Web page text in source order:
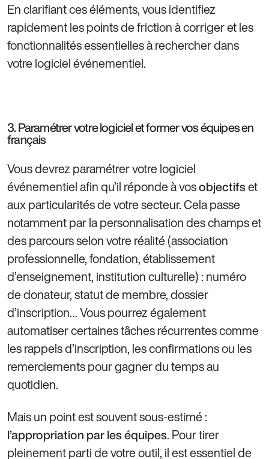
En clarifiant ces éléments, vous identifiez
rapidement les points de friction à corriger et les
fonctionnalités essentielles à rechercher dans
votre logiciel événementiel.
3. Paramétrer votre logiciel et former vos équipes en
français
Vous devrez paramétrer votre logiciel
événementiel afin qu’il réponde à vosobjectifset
aux particularités de votre secteur. Cela passe
notamment par la personnalisation des champs et
des parcours selon votre réalité (association
professionnelle, fondation, établissement
d’enseignement, institution culturelle) : numéro
de donateur, statut de membre, dossier
d’inscription… Vous pourrez également
automatiser certaines tâches récurrentes comme
les rappels d’inscription, les confirmations ou les
remerciements pour gagner du temps au
quotidien.
Mais un point est souvent sous-estimé :
l’appropriation par les équipes. Pour tirer
pleinement parti de votre outil, il est essentiel de